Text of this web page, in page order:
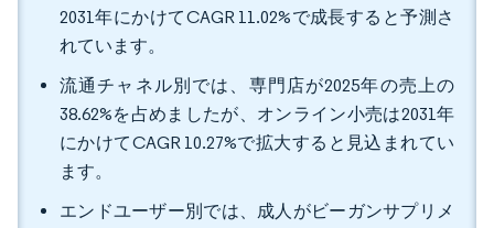
2031年にかけてCAGR 11.02%で成長すると予測さ
れています。
流通チャネル別では、専門店が2025年の売上の
38.62%を占めましたが、オンライン小売は2031年
にかけてCAGR 10.27%で拡大すると見込まれてい
ます。
エンドユーザー別では、成人がビーガンサプリメ